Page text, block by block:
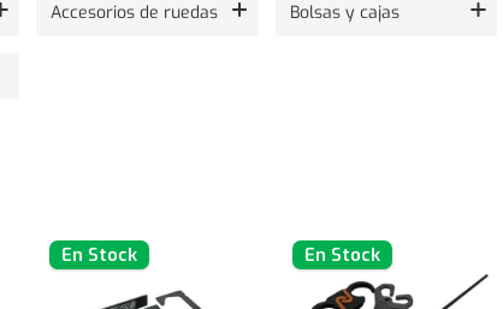
Accesorios de ruedas Bolsas y cajas
En Stock En Stock